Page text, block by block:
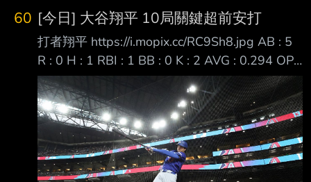
QS， 但隊友只有兩分支援吞下本季第七敗的山
本， 休息六天後要對響尾蛇迎來本季第21場先
發， 也要試圖幫助球隊拿到第70勝終止七連
敗。 首局在用4球快速的解決前兩棒拿到兩出局
後， Moreno安打加上Marte保送擠成得點圈危
機，
60 [今日] 大谷翔平 10局關鍵超前安打
打者翔平 https://i.mopix.cc/RC9Sh8.jpg AB : 5
R : 0 H : 1 RBI : 1 BB : 0 K : 2 AVG : 0.294 OPS
: 0.945 前面還是超級涼 四打席無安打吞2K 延長
賽兩出局一三壘有人局面 打出超前比數內野安
打
https://x.com/talkinbaseball_/status/20862935
18322909594?s=46 終場道奇2:1險勝蛇蛇 終
止連敗 --